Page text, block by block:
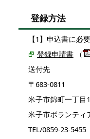
登録方法
【1】申込書に必
登録申請書 （
送付先
〒683-0811
米子市錦町一丁目
米子市ボランティ
TEL/0859-23-5455